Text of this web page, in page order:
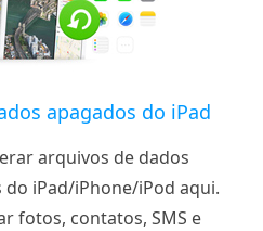
apagados do iPad
arquivos de dados
iPad/iPhone/iPod aqui.
fotos, contatos, SMS e